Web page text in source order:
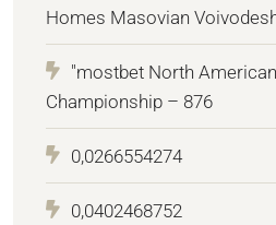
Homes Masovian
"mostbet North
Championship – 876
0,0266554274
0,0402468752